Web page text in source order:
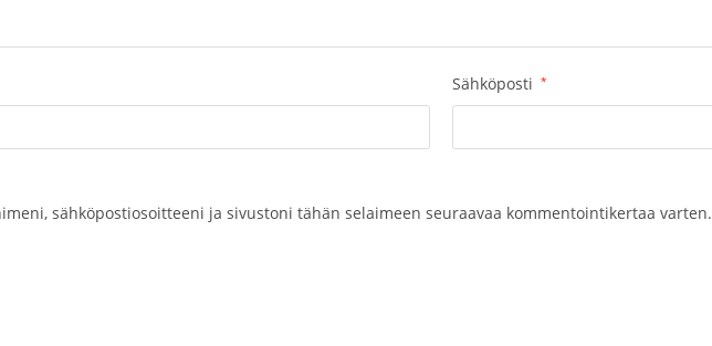
Sähköposti *
sähköpostiosoitteeni ja sivustoni tähän selaimeen seuraavaa kommentointikertaa varten.